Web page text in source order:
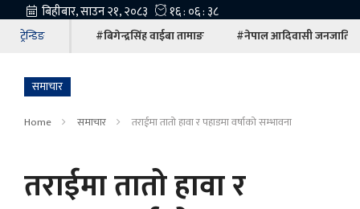
ट्रेन्डिङ #बिगेन्द्रसिंह वाईबा तामाङ #नेपाल आदिवासी जनजाति
समाचार
Home समाचार तराईमा तातो हावा र पहाडमा वर्षाको सम्भावना
तराईमा तातो हावा र